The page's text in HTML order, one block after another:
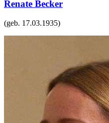
Renate Becker
(geb. 17.03.1935)